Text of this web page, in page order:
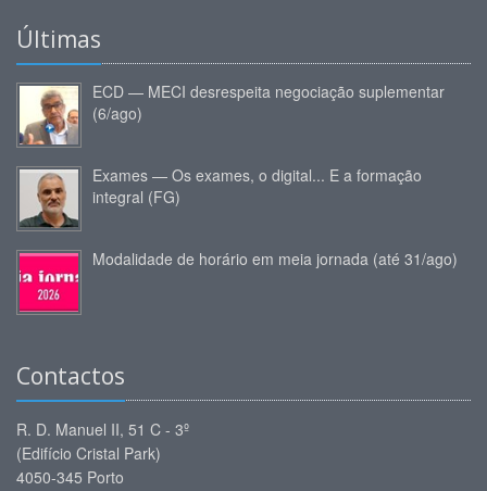
Últimas
ECD — MECI desrespeita negociação suplementar
(6/ago)
Exames — Os exames, o digital... E a formação
integral (FG)
Modalidade de horário em meia jornada (até 31/ago)
Contactos
R. D. Manuel II, 51 C - 3º
(Edifício Cristal Park)
4050-345 Porto